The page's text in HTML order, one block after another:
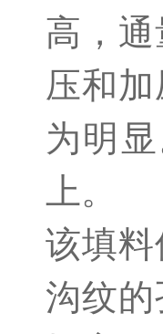
高，
压和
为明
上。
该填
沟纹